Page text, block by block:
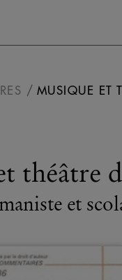
MUSIQUE ET
théâtre
et